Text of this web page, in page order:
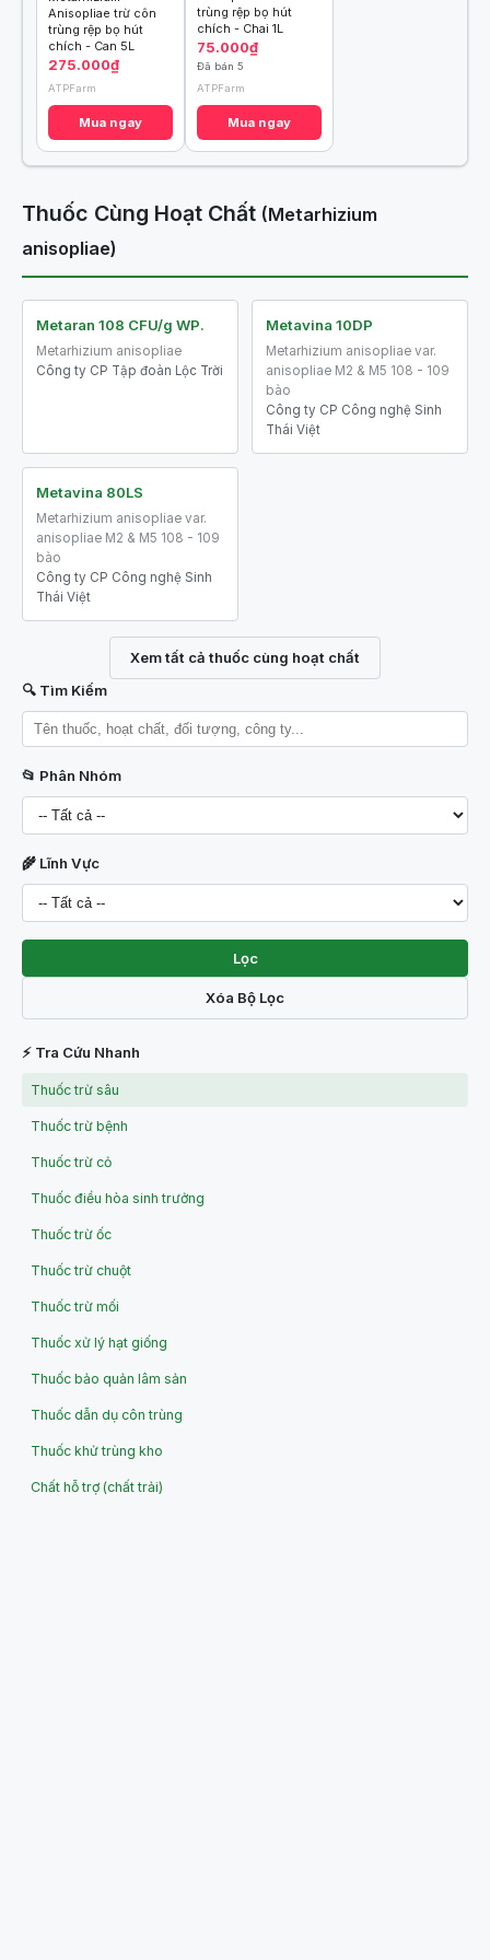
Anisopliae trừ côn
trùng rệp bọ hút
chích - Can 5L
275.000₫
ATPFarm
Mua ngay
trùng rệp bọ hút
chích - Chai 1L
75.000₫
Đã bán 5
ATPFarm
Mua ngay
Thuốc Cùng Hoạt Chất (Metarhizium
anisopliae)
Metaran 108 CFU/g WP.
Metarhizium anisopliae
Công ty CP Tập đoàn Lộc Trời
Metavina 10DP
Metarhizium anisopliae var.
anisopliae M2 & M5 108 - 109
bào
Công ty CP Công nghệ Sinh
Thái Việt
Metavina 80LS
Metarhizium anisopliae var.
anisopliae M2 & M5 108 - 109
bào
Công ty CP Công nghệ Sinh
Thái Việt
Xem tất cả thuốc cùng hoạt chất
🔍 Tìm Kiếm
📂 Phân Nhóm
🌾 Lĩnh Vực
Lọc
Xóa Bộ Lọc
⚡ Tra Cứu Nhanh
Thuốc trừ sâu
Thuốc trừ bệnh
Thuốc trừ cỏ
Thuốc điều hòa sinh trưởng
Thuốc trừ ốc
Thuốc trừ chuột
Thuốc trừ mối
Thuốc xử lý hạt giống
Thuốc bảo quản lâm sản
Thuốc dẫn dụ côn trùng
Thuốc khử trùng kho
Chất hỗ trợ (chất trải)